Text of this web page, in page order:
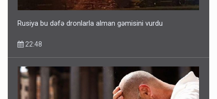
Rusiya bu dəfə dronlarla alman gəmisini vurdu
22:48